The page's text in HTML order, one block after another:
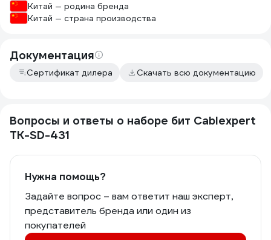
Китай — родина бренда
Китай — страна производства
Документация
Сертификат дилера Скачать всю документацию
Вопросы и ответы о наборе бит Cablexpert
TK-SD-431
Нужна помощь?
Задайте вопрос – вам ответит наш эксперт,
представитель бренда или один из
покупателей